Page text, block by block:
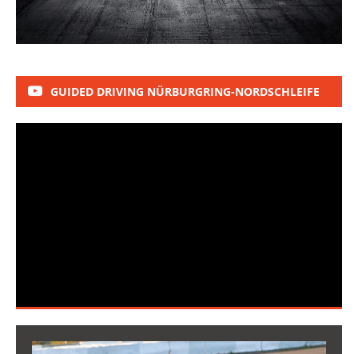
GUIDED DRIVING NÜRBURGRING-NORDSCHLEIFE